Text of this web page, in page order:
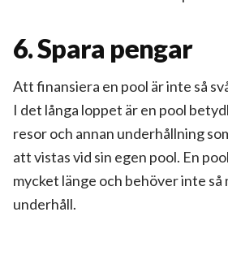
6. Spara pengar
Att finansiera en pool är inte så
I det långa loppet är en pool
resor och annan underhållning
att vistas vid sin egen pool. En
mycket länge och behöver inte
underhåll.